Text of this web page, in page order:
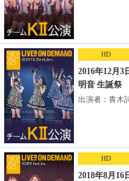
HD
2016年12月
明音 生誕祭
出演者：青木
HD
2018年8月16